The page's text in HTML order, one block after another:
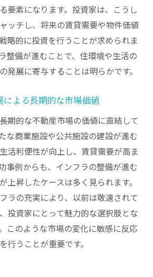
要素になります。投資家は、こうし
ッチし、将来の賃貸需要や物件価値
略的に投資を行うことが求められま
整備が進むことで、住環境や生活の
発展に寄与することは明らかです。
による長期的な市場価値
期的な不動産市場の価値に直結して
な商業施設や公共施設の建設が進む
活利便性が向上し、賃貸需要が高ま
事例からも、インフラの整備が進む
上昇したケースは多く見られます。
ラの充実により、以前は敬遠されて
投資家にとって魅力的な選択肢とな
このような市場の変化に敏感に反応
行うことが重要です。